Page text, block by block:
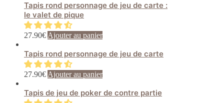
Tapis rond personnage de jeu de carte :
le valet de pique
27.90€Ajouter au panier
Tapis rond personnage de jeu de carte
27.90€Ajouter au panier
Tapis de jeu de poker de contre partie